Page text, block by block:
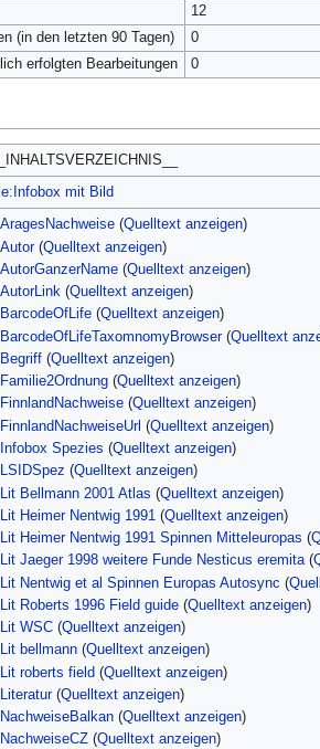
12
(in den letzten 90 Tagen)
0
erfolgten Bearbeitungen
0
mit Bild
(Quelltext anzeigen)
(Quelltext anzeigen)
(Quelltext anzeigen)
(Quelltext anzeigen)
(Quelltext anzeigen)
(Quelltext
(Quelltext anzeigen)
(Quelltext anzeigen)
(Quelltext anzeigen)
(Quelltext anzeigen)
Spezies (Quelltext anzeigen)
(Quelltext anzeigen)
Bellmann 2001 Atlas (Quelltext anzeigen)
Heimer Nentwig 1991 (Quelltext anzeigen)
Heimer Nentwig 1991 Spinnen Mitteleuropas (
Jaeger 1998 weitere Funde Nesticus eremita(
Nentwig et al Spinnen Europas Autosync (
Roberts 1996 Field guide (Quelltext anzeigen)
WSC (Quelltext anzeigen)
bellmann (Quelltext anzeigen)
roberts field (Quelltext anzeigen)
(Quelltext anzeigen)
(Quelltext anzeigen)
(Quelltext anzeigen)